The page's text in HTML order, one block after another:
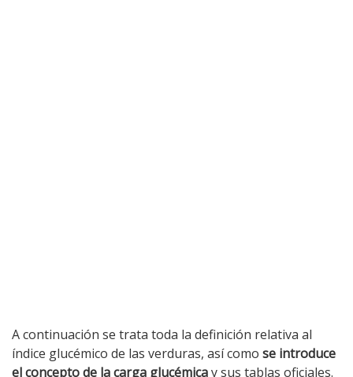
A continuación se trata toda la definición relativa al
índice glucémico de las verduras, así como se introduce
el concepto de la carga glucémicay sus tablas oficiales.